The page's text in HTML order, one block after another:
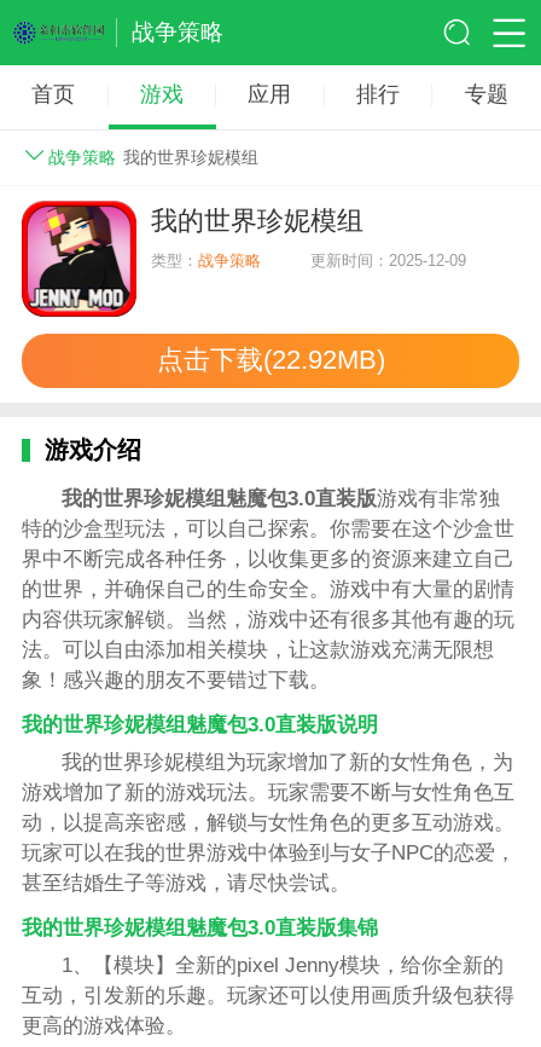
战争策略
首页 游戏 应用 排行 专题
战争策略 我的世界珍妮模组
我的世界珍妮模组
类型：战争策略 更新时间：2025-12-09
点击下载(22.92MB)
游戏介绍
我的世界珍妮模组魅魔包3.0直装版游戏有非常独
特的沙盒型玩法，可以自己探索。你需要在这个沙盒世
界中不断完成各种任务，以收集更多的资源来建立自己
的世界，并确保自己的生命安全。游戏中有大量的剧情
内容供玩家解锁。当然，游戏中还有很多其他有趣的玩
法。可以自由添加相关模块，让这款游戏充满无限想
象！感兴趣的朋友不要错过下载。
我的世界珍妮模组魅魔包3.0直装版说明
我的世界珍妮模组为玩家增加了新的女性角色，为
游戏增加了新的游戏玩法。玩家需要不断与女性角色互
动，以提高亲密感，解锁与女性角色的更多互动游戏。
玩家可以在我的世界游戏中体验到与女子NPC的恋爱，
甚至结婚生子等游戏，请尽快尝试。
我的世界珍妮模组魅魔包3.0直装版集锦
1、【模块】全新的pixel Jenny模块，给你全新的
互动，引发新的乐趣。玩家还可以使用画质升级包获得
更高的游戏体验。